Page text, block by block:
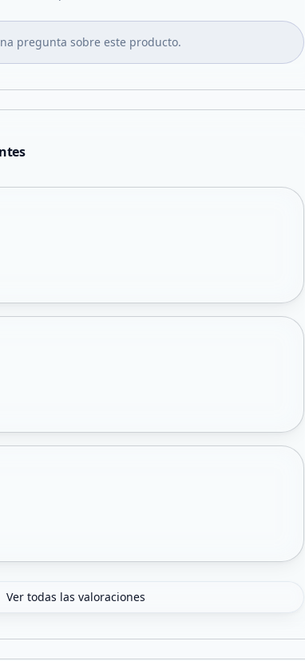
pregunta sobre este producto.
Ver todas las valoraciones